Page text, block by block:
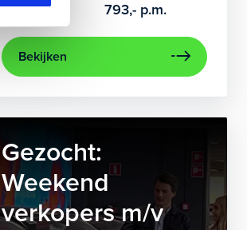
36.895,- 793,- p.m.
Bekijken
Gezocht:
Weekend
verkopers m/v